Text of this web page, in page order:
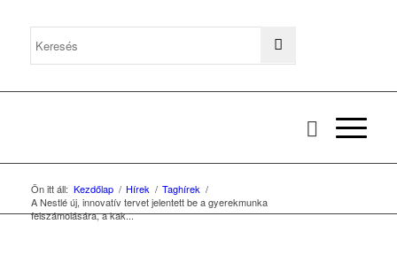
Ön itt áll: Kezdőlap / Hírek / Taghírek /
A Nestlé új, innovatív tervet jelentett be a gyerekmunka
felszámolására, a kak...